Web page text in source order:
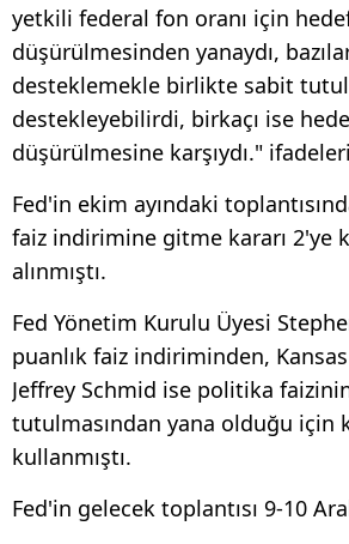
yetkili federal fon oranı için hedef
düşürülmesinden yanaydı,
desteklemekle birlikte sabit
destekleyebilirdi, birkaçı ise
düşürülmesine karşıydı."
Fed'in ekim ayındaki
faiz indirimine gitme kararı 2'ye
alınmıştı.
Fed Yönetim Kurulu Üyesi
puanlık faiz indiriminden, Kansas
Jeffrey Schmid ise politika
tutulmasından yana olduğu için
kullanmıştı.
Fed'in gelecek toplantısı 9-10